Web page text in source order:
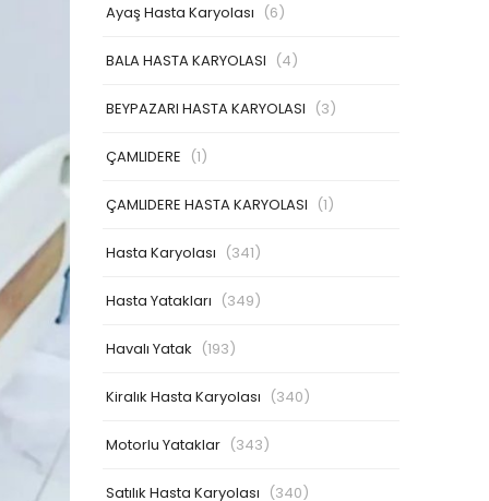
Ayaş Hasta Karyolası (6)
BALA HASTA KARYOLASI (4)
BEYPAZARI HASTA KARYOLASI (3)
ÇAMLIDERE (1)
ÇAMLIDERE HASTA KARYOLASI (1)
Hasta Karyolası (341)
Hasta Yatakları (349)
Havalı Yatak (193)
Kiralık Hasta Karyolası (340)
Motorlu Yataklar (343)
Satılık Hasta Karyolası (340)